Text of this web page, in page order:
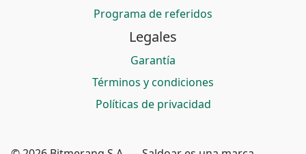
Programa de referidos
Legales
Garantía
Términos y condiciones
Políticas de privacidad